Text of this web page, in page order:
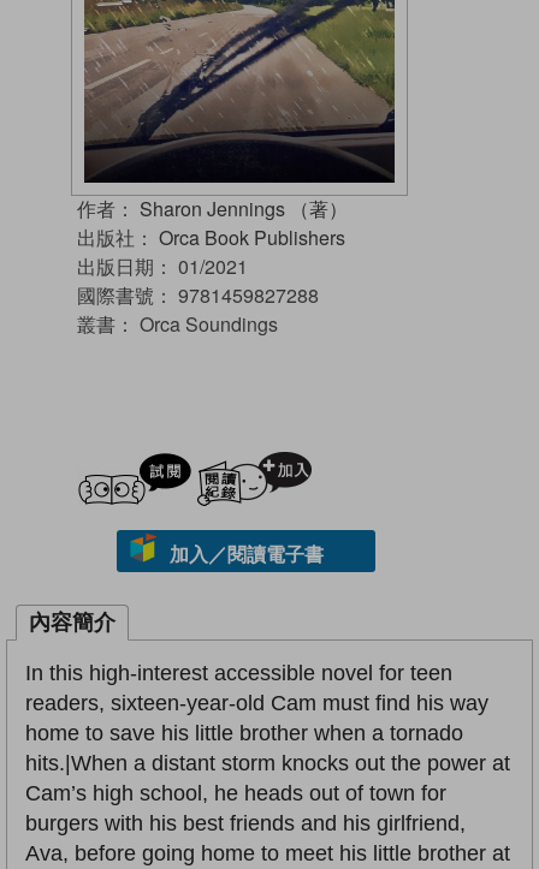
作者： Sharon Jennings （著）
出版社： Orca Book Publishers
出版日期： 01/2021
國際書號： 9781459827288
叢書： Orca Soundings
試閲
加入／閱讀電子書
內容簡介
In this high-interest accessible novel for teen
readers, sixteen-year-old Cam must find his way
home to save his little brother when a tornado
hits.|When a distant storm knocks out the power at
Cam’s high school, he heads out of town for
burgers with his best friends and his girlfriend,
Ava, before going home to meet his little brother at